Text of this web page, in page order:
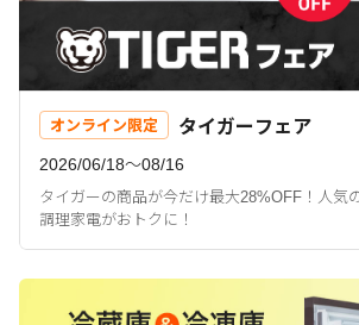
オンライン限定 タイガーフェア
2026/06/18〜08/16
タイガーの商品が今だけ最大28%OFF！人気
調理家電がおトクに！